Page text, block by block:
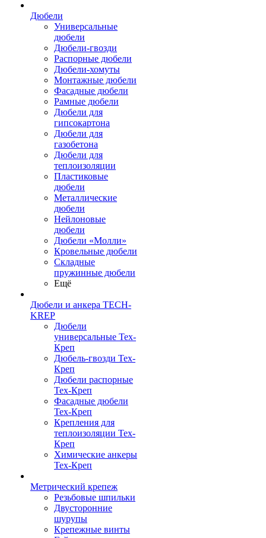
Дюбели
Универсальные
дюбели
Дюбели-гвозди
Распорные дюбели
Дюбели-хомуты
Монтажные дюбели
Фасадные дюбели
Рамные дюбели
Дюбели для
гипсокартона
Дюбели для
газобетона
Дюбели для
теплоизоляции
Пластиковые
дюбели
Металлические
дюбели
Нейлоновые
дюбели
Дюбели «Молли»
Кровельные дюбели
Складные
пружинные дюбели
Ещё
Дюбели и анкера TECH-
KREP
Дюбели
универсальные Тех-
Креп
Дюбель-гвозди Тех-
Креп
Дюбели распорные
Тех-Креп
Фасадные дюбели
Тех-Креп
Крепления для
теплоизоляции Тех-
Креп
Химические анкеры
Тех-Креп
Метрический крепеж
Резьбовые шпильки
Двусторонние
шурупы
Крепежные винты